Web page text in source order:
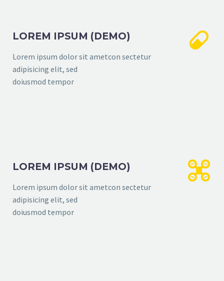
LOREM IPSUM (DEMO)
Lorem ipsum dolor sit ametcon sectetur
adipisicing elit, sed
doiusmod tempor


LOREM IPSUM (DEMO)
Lorem ipsum dolor sit ametcon sectetur
adipisicing elit, sed
doiusmod tempor

